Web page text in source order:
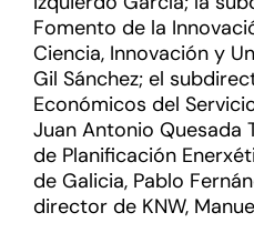
Fomento de la
Ciencia, Innovación y
Gil Sánchez; el
Económicos del
Juan Antonio Quesada
de Planificación
de Galicia, Pablo
director de KNW,